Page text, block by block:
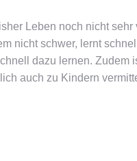
Leben noch nicht
nicht schwer, lernt
dazu lernen.
auch zu Kindern